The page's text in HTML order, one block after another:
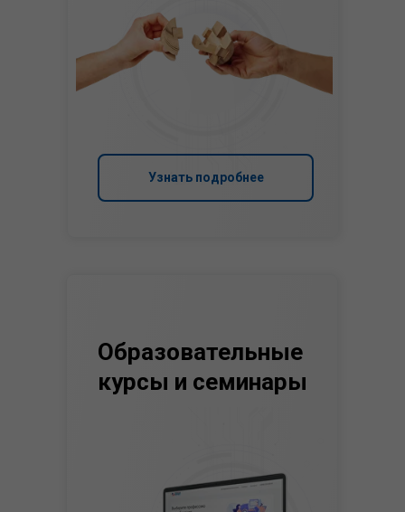
Узнать подробнее
Образовательные
курсы и семинары